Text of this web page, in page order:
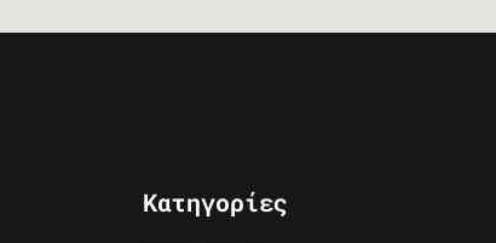
Κατηγορίες